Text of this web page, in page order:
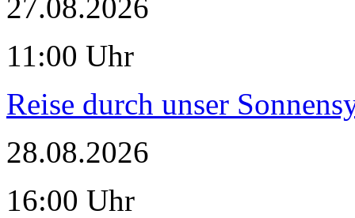
27.08.2026
11:00 Uhr
Reise durch unser
28.08.2026
16:00 Uhr